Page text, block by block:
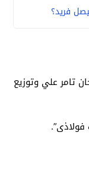
فريد؟
تامر علي وتوزيع